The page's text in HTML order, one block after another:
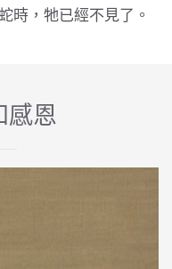
時，牠已經不見了。
感恩